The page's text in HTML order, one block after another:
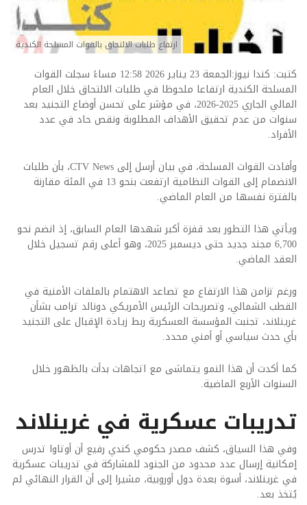
ارتفاع طلبات الالتحاق بالقوات المسلحة الكندية
كتبت: كندا نيوز:الجمعة 23 يناير 2026 12:58 مساءً سجلت القوات
المسلحة الكندية ارتفاعا ملحوظا في طلبات الالتحاق خلال العام
المالي الجاري 2025-2026، في مؤشر على تحسن أوضاع التجنيد بعد
سنوات من عدم تحقيق الأهداف المطلوبة ونقص حاد في عدد
الأفراد.
وأفادت القوات المسلحة، في بيان أرسل إلى CTV News، بأن طلبات
الانضمام إلى القوات النظامية ارتفعت بنحو 13 في المئة مقارنة
بالفترة نفسها من العام الماضي.
ويأتي هذا التطور بعد قفزة أكبر شهدها العام السابق، إذ انضم نحو
6,700 مجند جديد حتى ديسمبر 2025، وهو أعلى رقم تسجيل خلال
العقد الماضي.
ورغم تزامن هذا الارتفاع مع تصاعد الاهتمام بالملفات الأمنية في
القطب الشمالي، وتصريحات الرئيس الأمريكي دونالد ترامب بشأن
غرينلاند، تجنبت المؤسسة العسكرية ربط زيادة الإقبال على التجنيد
بأي حدث سياسي أو أمني محدد.
كما أكدت أن هذا النمو يتماشى مع اتجاهات بدأت بالظهور خلال
السنوات الأربع الماضية.
تدريبات عسكرية في غرينلاند
وفي هذا السياق، كشف مصدر حكومي كندي رفيع أن أوتاوا تدرس
إمكانية إرسال عدد محدود من الجنود للمشاركة في تدريبات عسكرية
في غرينلاند، أسوة بعدة دول أوروبية، مشيرا إلى أن القرار النهائي لم
يُتخذ بعد.